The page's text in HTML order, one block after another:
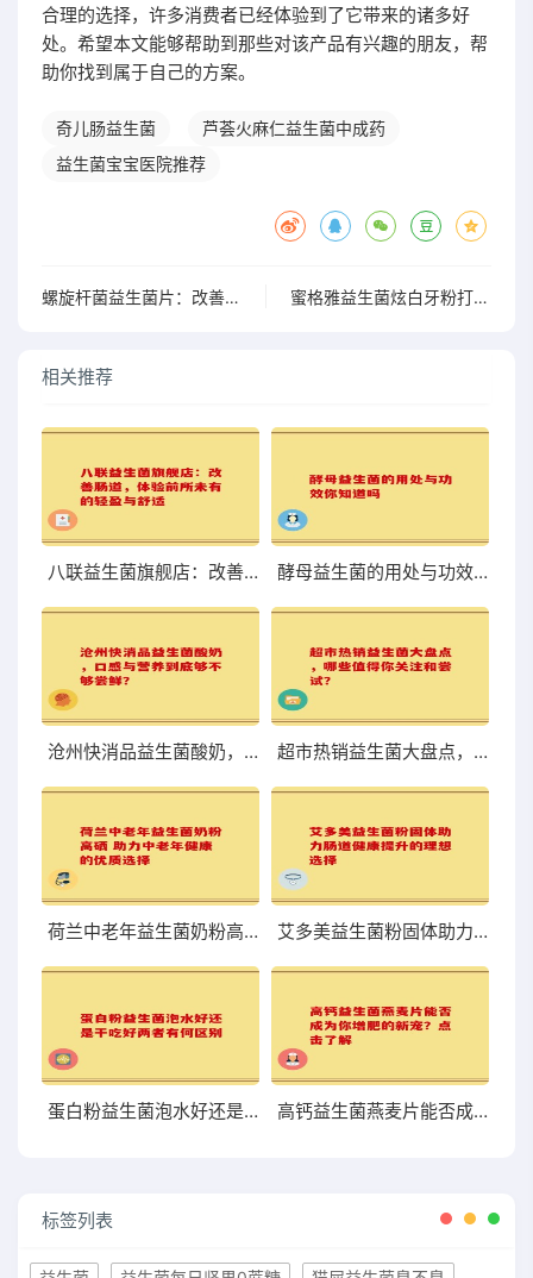
合理的选择，许多消费者已经体验到了它带来的诸多好
处。希望本文能够帮助到那些对该产品有兴趣的朋友，帮
助你找到属于自己的方案。
奇儿肠益生菌
芦荟火麻仁益生菌中成药
益生菌宝宝医院推荐
螺旋杆菌益生菌片：改善肠道健康的新选择 蜜格雅益生菌炫白牙粉打开方法 轻松掌握牙粉开启小技巧
相关推荐
八联益生菌旗舰店：改善肠道，体验前所未有的轻盈与舒适 酵母益生菌的用处与功效你知道吗
沧州快消品益生菌酸奶，口感与营养到底够不够尝鲜？ 超市热销益生菌大盘点，哪些值得你关注和尝试？
荷兰中老年益生菌奶粉高硒 助力中老年健康的优质选择 艾多美益生菌粉固体助力肠道健康提升的理想选择
蛋白粉益生菌泡水好还是干吃好两者有何区别 高钙益生菌燕麦片能否成为你增肥的新宠？点击了解
标签列表